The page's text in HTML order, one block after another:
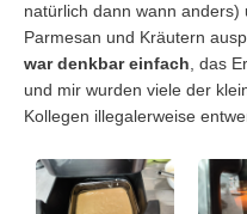
natürlich dann wann
Parmesan und Kräutern
war denkbar einfach , das
und mir wurden viele der
Kollegen illegalerweise